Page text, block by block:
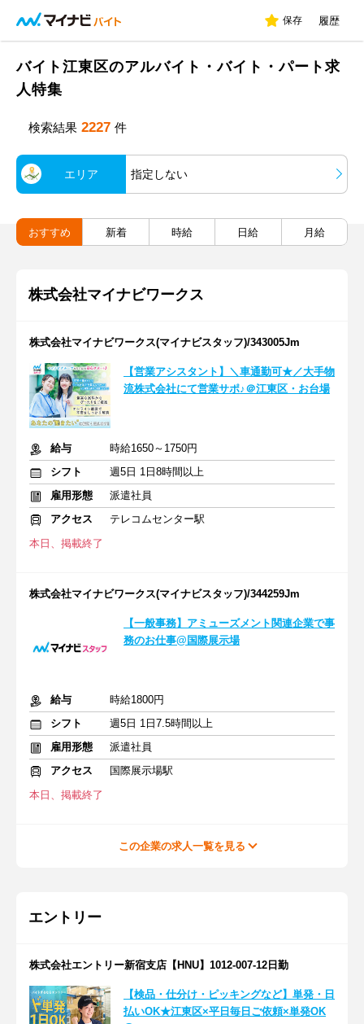
保存 履歴
バイト江東区のアルバイト・バイト・パート求
人特集
検索結果 2227 件
エリア 指定しない
おすすめ 新着 時給 日給 月給
株式会社マイナビワークス
株式会社マイナビワークス(マイナビスタッフ)/343005Jm
【営業アシスタント】＼車通勤可★／大手物
流株式会社にて営業サポ♪＠江東区・お台場
給与
時給1650～1750円
シフト
週5日 1日8時間以上
雇用形態
派遣社員
アクセス
テレコムセンター駅
本日、掲載終了
株式会社マイナビワークス(マイナビスタッフ)/344259Jm
【一般事務】アミューズメント関連企業で事
務のお仕事@国際展示場
給与
時給1800円
シフト
週5日 1日7.5時間以上
雇用形態
派遣社員
アクセス
国際展示場駅
本日、掲載終了
この企業の求人一覧を見る
エントリー
株式会社エントリー新宿支店【HNU】1012-007-12日勤
【検品・仕分け・ピッキングなど】単発・日
払いOK★江東区×平日毎日ご依頼×単発OK